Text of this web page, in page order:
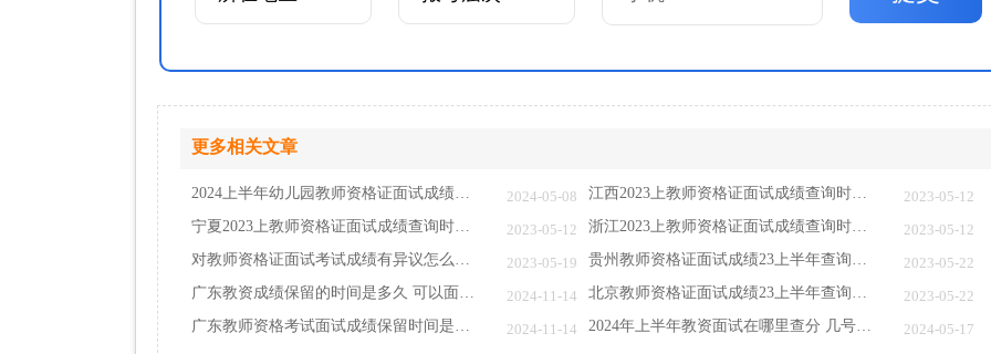
更多相关文章
2024-05-08
2023-05-12
2023-05-12
2023-05-12
2023-05-19
2023-05-22
2024-11-14
2023-05-22
2024-11-14 2024-05-17